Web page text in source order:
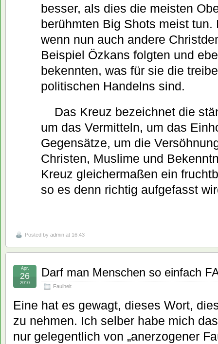
besser, als dies die meisten
berühmten Big Shots meist tun.
wenn nun auch andere
Beispiel Özkans folgten und
bekennten, was für sie die
politischen Handelns sind.
Das Kreuz bezeichnet die
um das Vermitteln, um das
Gegensätze, um die
Christen, Muslime und
Kreuz gleichermaßen ein
so es denn richtig aufgefasst
Posted by admin at 16:43
Darf man Menschen so einfach
Faulheit
Apr.
26
2010
Eine hat es gewagt, dieses Wort,
zu nehmen. Ich selber habe mich
nur gelegentlich von „anerzogener